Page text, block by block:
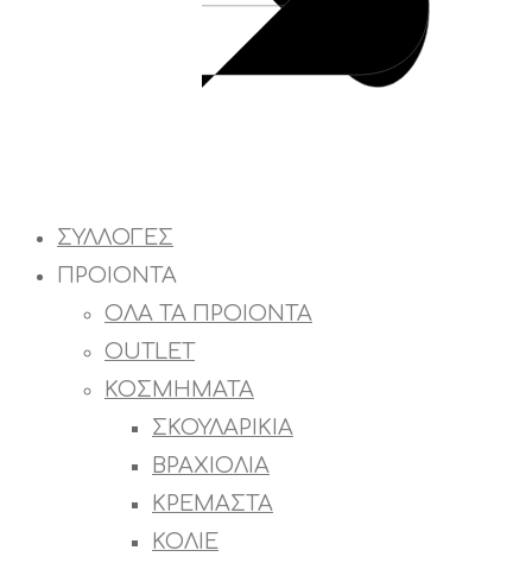
ΣΥΛΛΟΓΕΣ
ΠΡΟΙΟΝΤΑ
ΟΛΑ ΤΑ ΠΡΟΙΟΝΤΑ
OUTLET
ΚΟΣΜΗΜΑΤΑ
ΣΚΟΥΛΑΡΙΚΙΑ
ΒΡΑΧΙΟΛΙΑ
ΚΡΕΜΑΣΤΑ
ΚΟΛΙΕ